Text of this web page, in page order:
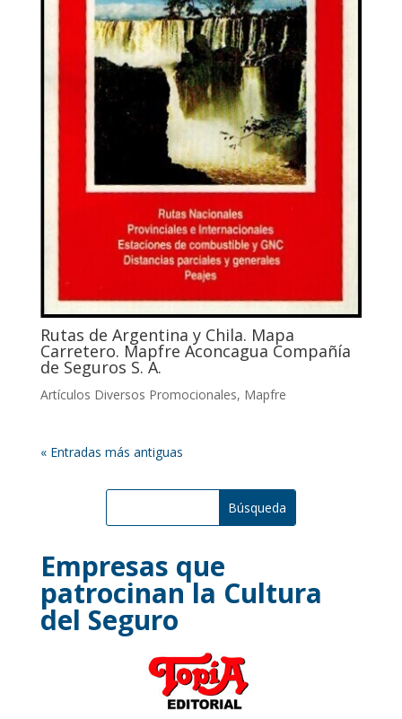
Rutas de Argentina y Chila. Mapa
Carretero. Mapfre Aconcagua Compañía
de Seguros S. A.
Artículos Diversos Promocionales, Mapfre
« Entradas más antiguas
Empresas que
patrocinan la Cultura
del Seguro